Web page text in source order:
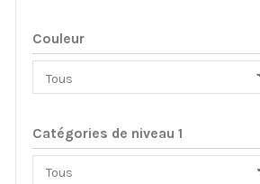
Couleur
Catégories de niveau 1